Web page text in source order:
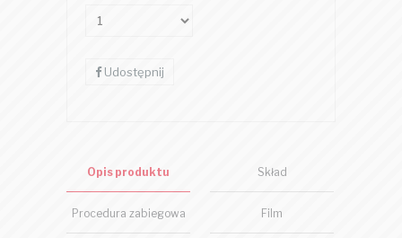
Udostępnij
Opis produktu Skład
Procedura zabiegowa Film